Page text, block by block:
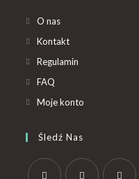
O nas
Kontakt
Regulamin
FAQ
Moje konto
Śledź Nas